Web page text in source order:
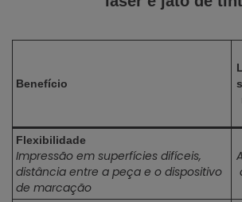
Benefício
Flexibilidade
Impressão em superfícies difíceis,
distância entre a peça e o dispositivo
de marcação